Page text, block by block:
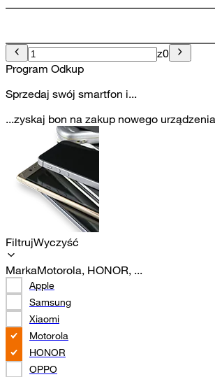
z0
Program Odkup
Sprzedaj swój smartfon i...
...zyskaj bon na zakup nowego
FiltrujWyczyść
MarkaMotorola, HONOR, ...
Apple
Samsung
Xiaomi
Motorola
HONOR
OPPO